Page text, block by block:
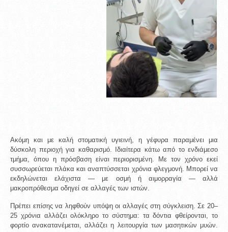
Ακόμη και με καλή στοματική υγιεινή, η γέφυρα παραμένει μια
δύσκολη περιοχή για καθαρισμό. Ιδιαίτερα κάτω από το ενδιάμεσο
τμήμα, όπου η πρόσβαση είναι περιορισμένη. Με τον χρόνο εκεί
συσσωρεύεται πλάκα και αναπτύσσεται χρόνια φλεγμονή. Μπορεί να
εκδηλώνεται ελάχιστα — με οσμή ή αιμορραγία — αλλά
μακροπρόθεσμα οδηγεί σε αλλαγές των ιστών.
Πρέπει επίσης να ληφθούν υπόψη οι αλλαγές στη σύγκλειση. Σε 20–
25 χρόνια αλλάζει ολόκληρο το σύστημα: τα δόντια φθείρονται, το
φορτίο ανακατανέμεται, αλλάζει η λειτουργία των μασητικών μυών.